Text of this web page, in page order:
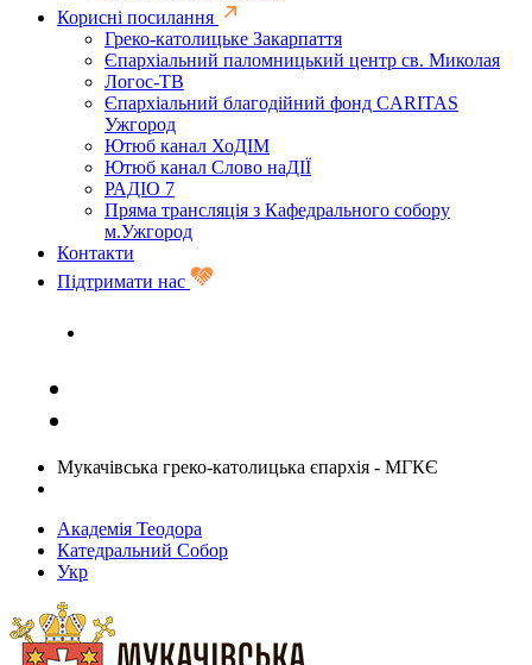
Корисні посилання
Греко-католицьке Закарпаття
Єпархіальний паломницький центр св. Миколая
Логос-ТВ
Єпархіальний благодійний фонд CARITAS
Ужгород
Ютюб канал ХоДІМ
Ютюб канал Слово наДІЇ
РАДІО 7
Пряма трансляція з Кафедрального собору
м.Ужгород
Контакти
Підтримати нас
Мукачівська греко-католицька єпархія - МГКЄ
Академія Теодора
Катедральний Собор
Укр